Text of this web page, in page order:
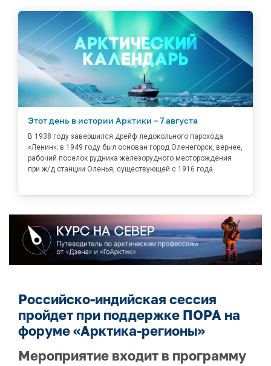
Этот день в истории Арктики – 7 августа
В 1938 году завершился дрейф ледокольного парохода
«Ленин»; в 1949 году был основан город Оленегорск, вернее,
рабочий поселок рудника железорудного месторождения
при ж/д станции Оленья, существующей с 1916 года
Российско-индийская сессия
пройдет при поддержке ПОРА на
форуме «Арктика-регионы»
Мероприятие входит в программу